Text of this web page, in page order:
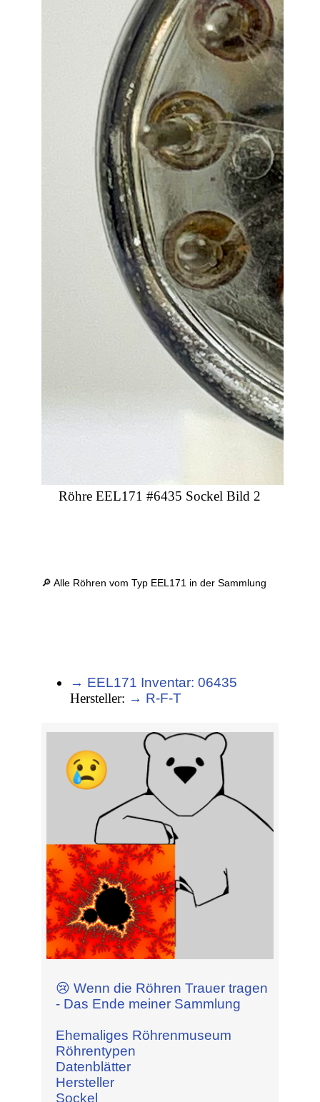
Röhre EEL171 #6435 Sockel Bild 2
🔎 Alle Röhren vom Typ EEL171 in der Sammlung
→ EEL171 Inventar: 06435
Hersteller: → R-F-T
😢 Wenn die Röhren Trauer tragen
- Das Ende meiner Sammlung
Ehemaliges Röhrenmuseum
Röhrentypen
Datenblätter
Hersteller
Sockel